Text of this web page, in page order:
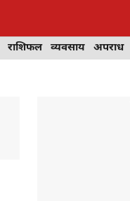
राशिफल व्यवसाय अपराध